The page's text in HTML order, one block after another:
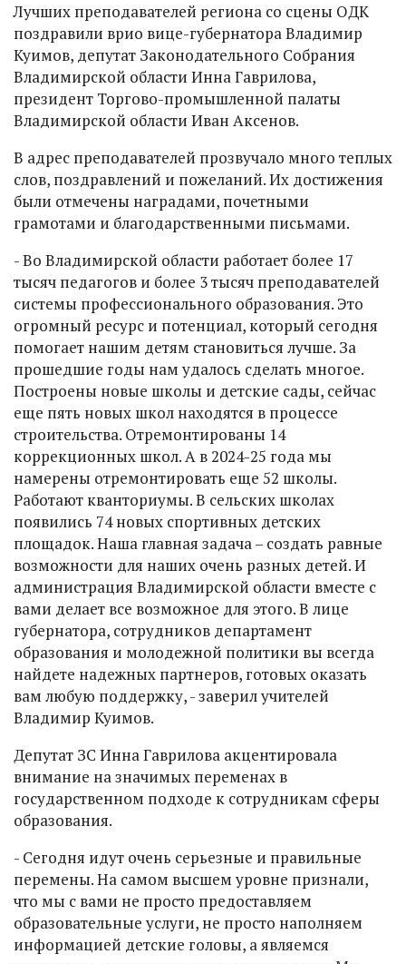
Лучших преподавателей региона со сцены ОДК
поздравили врио вице-губернатора Владимир
Куимов, депутат Законодательного Собрания
Владимирской области Инна Гаврилова,
президент Торгово-промышленной палаты
Владимирской области Иван Аксенов.
В адрес преподавателей прозвучало много теплых
слов, поздравлений и пожеланий. Их достижения
были отмечены наградами, почетными
грамотами и благодарственными письмами.
- Во Владимирской области работает более 17
тысяч педагогов и более 3 тысяч преподавателей
системы профессионального образования. Это
огромный ресурс и потенциал, который сегодня
помогает нашим детям становиться лучше. За
прошедшие годы нам удалось сделать многое.
Построены новые школы и детские сады, сейчас
еще пять новых школ находятся в процессе
строительства. Отремонтированы 14
коррекционных школ. А в 2024-25 года мы
намерены отремонтировать еще 52 школы.
Работают кванториумы. В сельских школах
появились 74 новых спортивных детских
площадок. Наша главная задача – создать равные
возможности для наших очень разных детей. И
администрация Владимирской области вместе с
вами делает все возможное для этого. В лице
губернатора, сотрудников департамент
образования и молодежной политики вы всегда
найдете надежных партнеров, готовых оказать
вам любую поддержку, - заверил учителей
Владимир Куимов.
Депутат ЗС Инна Гаврилова акцентировала
внимание на значимых переменах в
государственном подходе к сотрудникам сферы
образования.
- Сегодня идут очень серьезные и правильные
перемены. На самом высшем уровне признали,
что мы с вами не просто предоставляем
образовательные услуги, не просто наполняем
информацией детские головы, а являемся